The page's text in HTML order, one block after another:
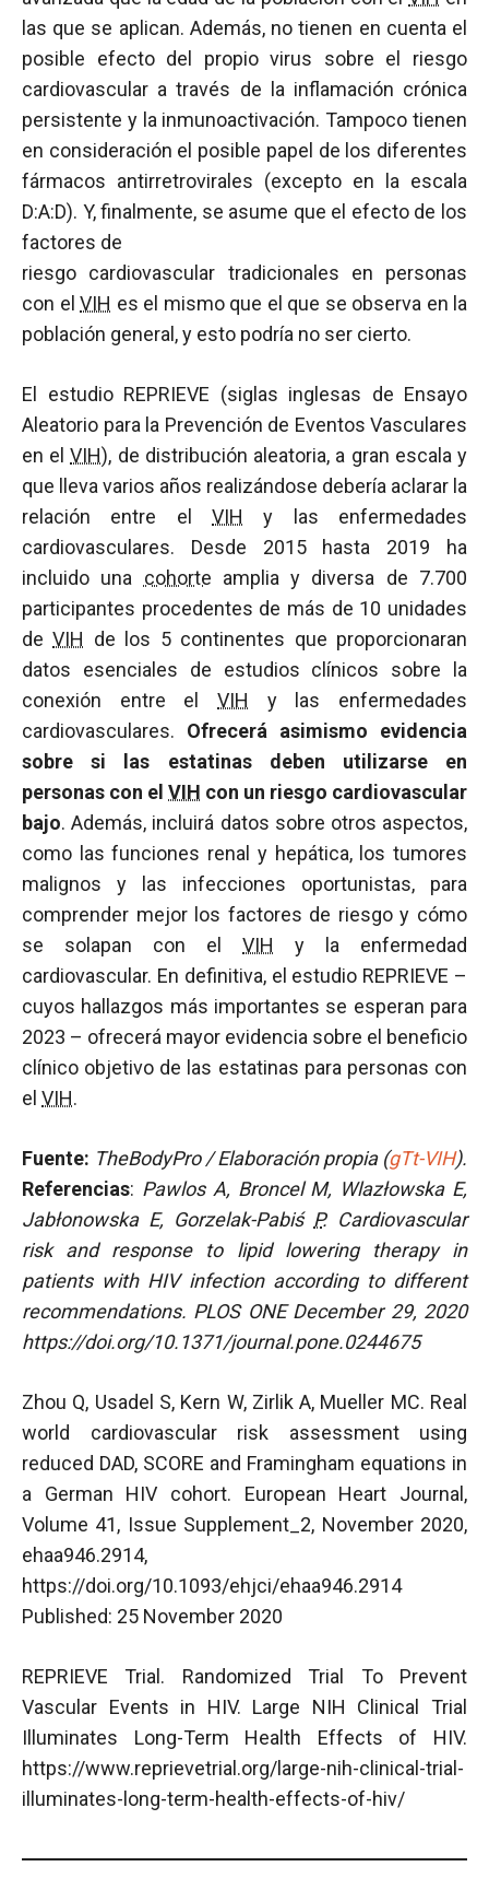
las que se aplican. Además, no tienen en cuenta el
posible efecto del propio virus sobre el riesgo
cardiovascular a través de la inflamación crónica
persistente y la inmunoactivación. Tampoco tienen
en consideración el posible papel de los diferentes
fármacos antirretrovirales (excepto en la escala
D:A:D). Y, finalmente, se asume que el efecto de los
factores de
riesgo cardiovascular tradicionales en personas
con el VIH es el mismo que el que se observa en la
población general, y esto podría no ser cierto.
El estudio REPRIEVE (siglas inglesas de Ensayo
Aleatorio para la Prevención de Eventos Vasculares
en elVIH), de distribución aleatoria, a gran escala y
que lleva varios años realizándose debería aclarar la
relación entre el VIH y las enfermedades
cardiovasculares. Desde 2015 hasta 2019 ha
incluido una cohorte amplia y diversa de 7.700
participantes procedentes de más de 10 unidades
deVIH de los 5 continentes que proporcionaran
datos esenciales de estudios clínicos sobre la
conexión entre el VIH y las enfermedades
cardiovasculares. Ofrecerá asimismo evidencia
sobre si las estatinas deben utilizarse en
personas con el VIH con un riesgo cardiovascular
bajo. Además, incluirá datos sobre otros aspectos,
como las funciones renal y hepática, los tumores
malignos y las infecciones oportunistas, para
comprender mejor los factores de riesgo y cómo
se solapan con el VIH y la enfermedad
cardiovascular. En definitiva, el estudio REPRIEVE –
cuyos hallazgos más importantes se esperan para
2023 – ofrecerá mayor evidencia sobre el beneficio
clínico objetivo de las estatinas para personas con
el VIH.
Fuente: TheBodyPro / Elaboración propia (gTt-VIH).
Referencias: Pawlos A, Broncel M, Wlazłowska E,
Jabłonowska E, Gorzelak-Pabiś P. Cardiovascular
risk and response to lipid lowering therapy in
patients with HIV infection according to different
recommendations. PLOS ONE December 29, 2020
https://doi.org/10.1371/journal.pone.0244675
Zhou Q, Usadel S, Kern W, Zirlik A, Mueller MC. Real
world cardiovascular risk assessment using
reduced DAD, SCORE and Framingham equations in
a German HIV cohort. European Heart Journal,
Volume 41, Issue Supplement_2, November 2020,
ehaa946.2914,
https://doi.org/10.1093/ehjci/ehaa946.2914
Published: 25 November 2020
REPRIEVE Trial. Randomized Trial To Prevent
Vascular Events in HIV. Large NIH Clinical Trial
Illuminates Long-Term Health Effects of HIV.
https://www.reprievetrial.org/large-nih-clinical-trial-
illuminates-long-term-health-effects-of-hiv/